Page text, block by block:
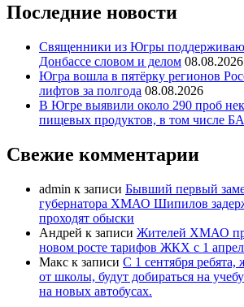
Последние новости
Священники из Югры
Донбассе словом и делом 08.08.2026
Югра вошла в пятёрку регионов
лифтов за полгода 08.08.2026
В Югре выявили около 290 проб
пищевых продуктов, в том числе
Свежие комментарии
admin к записи Бывший первый
губернатора ХМАО Шипилов
проходят обыски
Андрей к записи Жителей ХМАО
новом росте тарифов ЖКХ с 1
Макс к записи С 1 сентября
от школы, будут добираться на
на новых автобусах.